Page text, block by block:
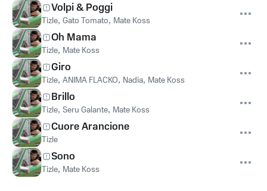
Volpi & Poggi
Tizle, Gato Tomato, Mate Koss
Oh Mama
Tizle, Mate Koss
Giro
Tizle, ANIMA FLACKO, Nadia, Mate Koss
Brillo
Tizle, Seru Galante, Mate Koss
Cuore Arancione
Tizle
Sono
Tizle, Mate Koss